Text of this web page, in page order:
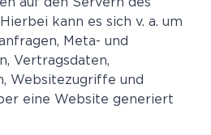
kann es sich v. a. um
Meta- und
Vertragsdaten,
Websitezugriffe und
eine Website generiert